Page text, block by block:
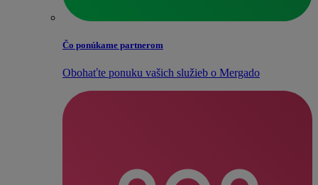
Čo ponúkame partnerom
Obohaťte ponuku vašich služieb o Mergado